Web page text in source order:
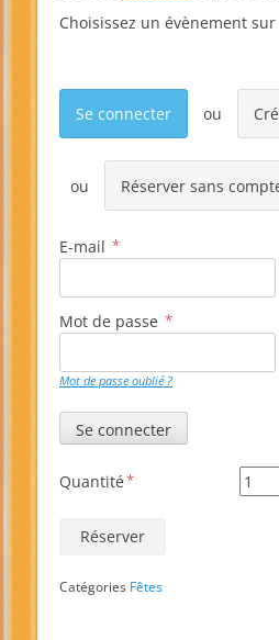
Choisissez un évènement
Se connecter
Réserver sans
E-mail
Mot de passe
Mot de passe oublié ?
Quantité
Catégories Fêtes